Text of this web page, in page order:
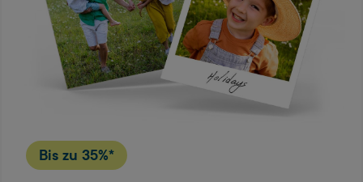
Bis zu 35%*